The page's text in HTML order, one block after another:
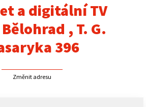
a digitální TV
, T. G.
396
Změnit adresu